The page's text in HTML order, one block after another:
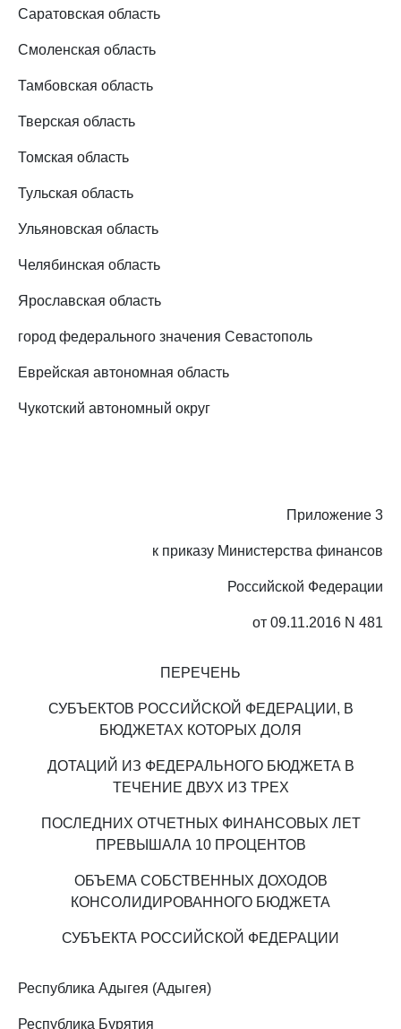
Саратовская область
Смоленская область
Тамбовская область
Тверская область
Томская область
Тульская область
Ульяновская область
Челябинская область
Ярославская область
город федерального значения Севастополь
Еврейская автономная область
Чукотский автономный округ
Приложение 3
к приказу Министерства финансов
Российской Федерации
от 09.11.2016 N 481
ПЕРЕЧЕНЬ
СУБЪЕКТОВ РОССИЙСКОЙ ФЕДЕРАЦИИ, В
БЮДЖЕТАХ КОТОРЫХ ДОЛЯ
ДОТАЦИЙ ИЗ ФЕДЕРАЛЬНОГО БЮДЖЕТА В
ТЕЧЕНИЕ ДВУХ ИЗ ТРЕХ
ПОСЛЕДНИХ ОТЧЕТНЫХ ФИНАНСОВЫХ ЛЕТ
ПРЕВЫШАЛА 10 ПРОЦЕНТОВ
ОБЪЕМА СОБСТВЕННЫХ ДОХОДОВ
КОНСОЛИДИРОВАННОГО БЮДЖЕТА
СУБЪЕКТА РОССИЙСКОЙ ФЕДЕРАЦИИ
Республика Адыгея (Адыгея)
Республика Бурятия